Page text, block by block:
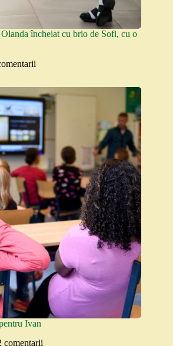
încheiat cu brio de Sofi, cu o
Ivan
comentarii